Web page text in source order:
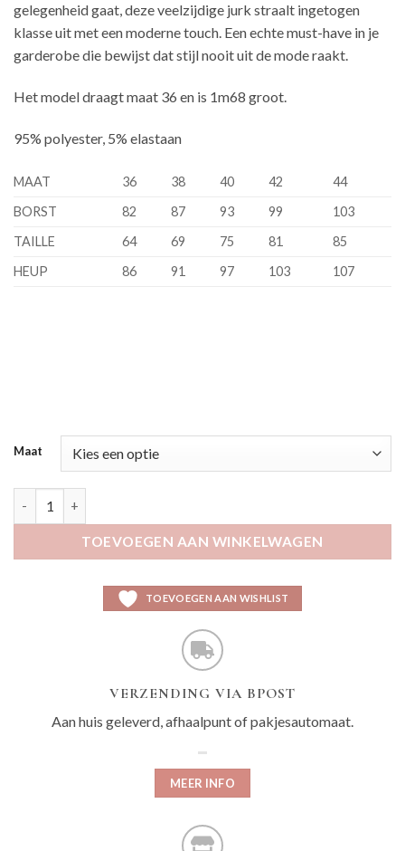
gelegenheid gaat, deze veelzijdige jurk straalt ingetogen
klasse uit met een moderne touch. Een echte must-have in je
garderobe die bewijst dat stijl nooit uit de mode raakt.
Het model draagt maat 36 en is 1m68 groot.
95% polyester, 5% elastaan
MAAT 36 38 40 42
44
BORST
82 87 93 99
103
TAILLE
64 69 75 81
85
HEUP
86 91 97 103 107
Maat
TOEVOEGEN AAN WINKELWAGEN
TOEVOEGEN AAN WISHLIST
VERZENDING VIA BPOST
Aan huis geleverd, afhaalpunt of pakjesautomaat.
MEER INFO